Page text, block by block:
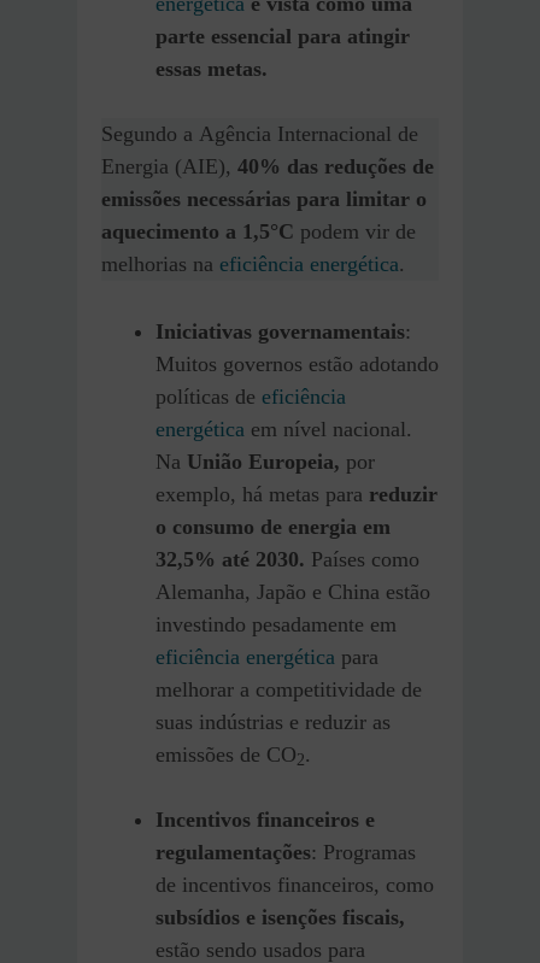
parte essencial para atingir
essas metas.
Segundo a Agência Internacional de
Energia (AIE), 40% das reduções de
emissões necessárias para limitar o
aquecimento a 1,5°C podem vir de
melhorias na eficiência energética.
Iniciativas governamentais:
Muitos governos estão adotando
políticas de eficiência
energética em nível nacional.
Na União Europeia, por
exemplo, há metas para reduzir
o consumo de energia em
32,5% até 2030. Países como
Alemanha, Japão e China estão
investindo pesadamente em
eficiência energética para
melhorar a competitividade de
suas indústrias e reduzir as
emissões de CO2.
Incentivos financeiros e
regulamentações: Programas
de incentivos financeiros, como
subsídios e isenções fiscais,
estão sendo usados para